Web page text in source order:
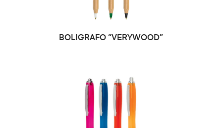
SELECCIONAR OPCIONES
BOLIGRAFO “VERYWOOD”